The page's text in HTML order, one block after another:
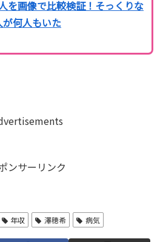
を画像で比較検証！そっくりな
が何人もいた
ンサーリンク
年収 澤穂希 病気